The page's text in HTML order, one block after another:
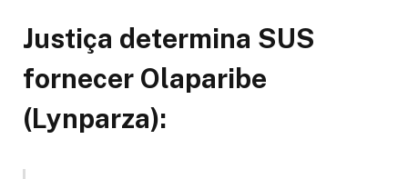
Justiça determina SUS
fornecer Olaparibe
(Lynparza):